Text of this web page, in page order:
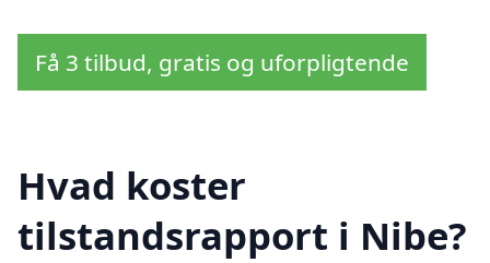
Få 3 tilbud, gratis og uforpligtende
Hvad koster
tilstandsrapport i Nibe?